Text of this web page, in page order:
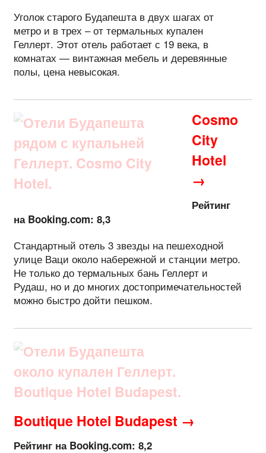
Уголок старого Будапешта в двух шагах от
метро и в трех – от термальных купален
Геллерт. Этот отель работает с 19 века, в
комнатах — винтажная мебель и деревянные
полы, цена невысокая.
Cosmo
City
Hotel
→
Рейтинг
на Booking.com: 8,3
Стандартный отель 3 звезды на пешеходной
улице Ваци около набережной и станции метро.
Не только до термальных бань Геллерт и
Рудаш, но и до многих достопримечательностей
можно быстро дойти пешком.
Boutique Hotel Budapest →
Рейтинг на Booking.com: 8,2